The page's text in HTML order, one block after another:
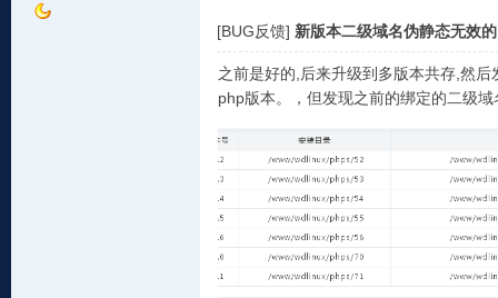
[BUG反馈] 新版本二级域名伪静态无效
之前是好的,后来升级到多版本共存,然
php版本。，但发现之前的绑定的二级